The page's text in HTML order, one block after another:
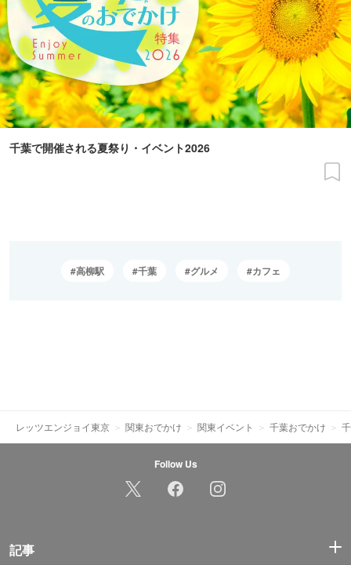
千葉で開催される夏祭り・イベント2026
高柳駅 千葉 グルメ カフェ
レッツエンジョイ東京 関東おでかけ 関東イベント 千葉おでかけ
Follow Us
記事